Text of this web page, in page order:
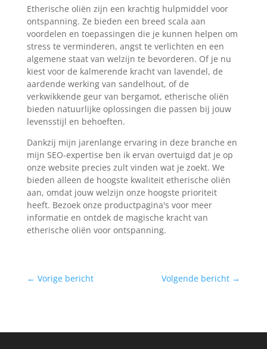
Etherische oliën zijn een krachtig hulpmiddel voor
ontspanning. Ze bieden een breed scala aan
voordelen en toepassingen die je kunnen helpen om
stress te verminderen, angst te verlichten en een
algemene staat van welzijn te bevorderen. Of je nu
kiest voor de kalmerende kracht van lavendel, de
aardende werking van sandelhout, of de
verkwikkende geur van bergamot, etherische oliën
bieden natuurlijke oplossingen die passen bij jouw
levensstijl en behoeften.
Dankzij mijn jarenlange ervaring in deze branche en
mijn SEO-expertise ben ik ervan overtuigd dat je op
onze website precies zult vinden wat je zoekt. We
bieden alleen de hoogste kwaliteit etherische oliën
aan, omdat jouw welzijn onze hoogste prioriteit
heeft. Bezoek onze productpagina's voor meer
informatie en ontdek de magische kracht van
etherische oliën voor ontspanning.
← Vorige bericht Volgende bericht →